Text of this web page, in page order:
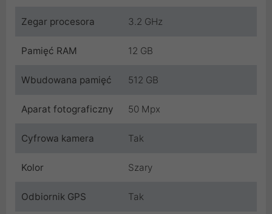
Zegar procesora 3.2 GHz
Pamięć RAM 12 GB
Wbudowana pamięć 512 GB
Aparat fotograficzny 50 Mpx
Cyfrowa kamera Tak
Kolor Szary
Odbiornik GPS Tak